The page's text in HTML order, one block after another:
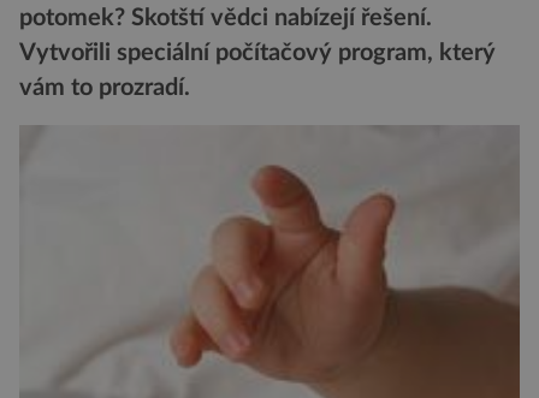
potomek? Skotští vědci nabízejí řešení.
Vytvořili speciální počítačový program, který
vám to prozradí.